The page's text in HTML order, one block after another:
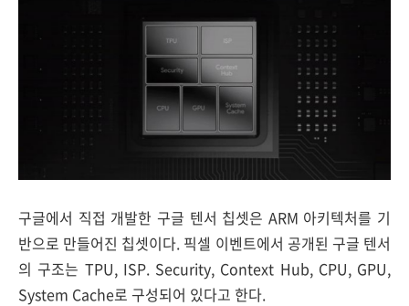
구글에서 직접 개발한 구글 텐서 칩셋은 ARM 아키텍처를 기
반으로 만들어진 칩셋이다. 픽셀 이벤트에서 공개된 구글 텐서
의 구조는 TPU, ISP. Security, Context Hub, CPU, GPU,
System Cache로 구성되어 있다고 한다.